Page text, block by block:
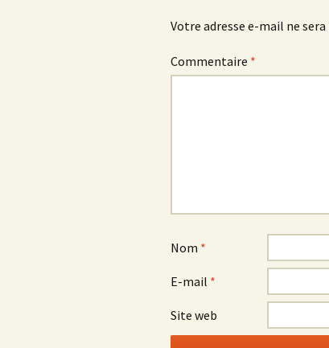
Votre adresse e-mail ne sera
Commentaire *
Nom *
E-mail *
Site web